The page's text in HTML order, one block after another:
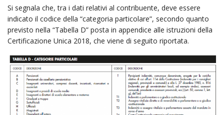
Si segnala che, tra i dati relativi al contribuente, deve essere
indicato il codice della “categoria particolare”, secondo quanto
previsto nella “Tabella D” posta in appendice alle istruzioni della
Certificazione Unica 2018, che viene di seguito riportata.